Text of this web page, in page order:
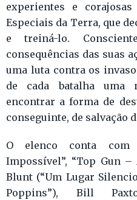
experientes e corajosas
Especiais da Terra, que
e treiná-lo.
consequências das suas
uma luta contra os
de cada batalha uma
encontrar a forma de
conseguinte, de salvação
O elenco conta com
Impossível”, “Top Gun –
Blunt (“Um Lugar
Poppins”), Bill